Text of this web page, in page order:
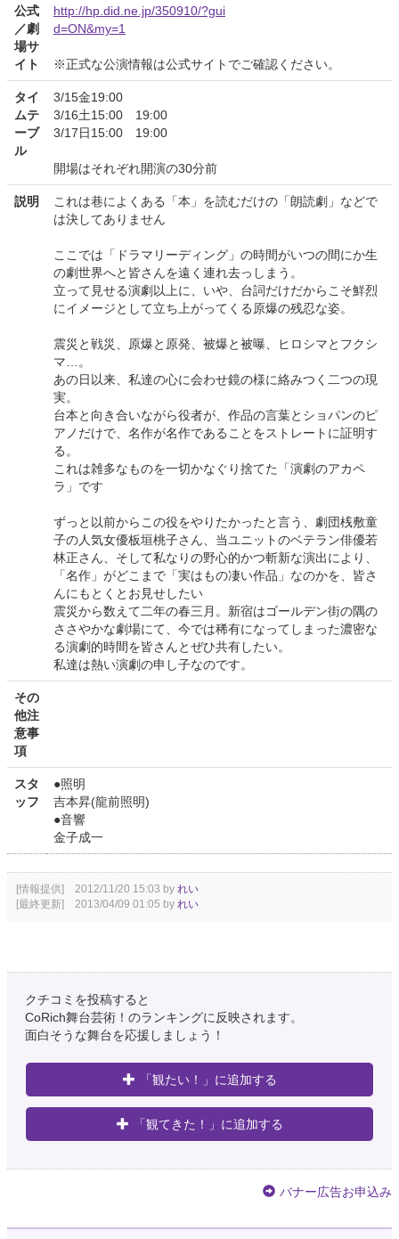
公式
／劇
場サ
イト
http://hp.did.ne.jp/350910/?gui
d=ON&my=1
※正式な公演情報は公式サイトでご確認ください。
タイ
ムテ
ーブ
ル
3/15金19:00
3/16土15:00 19:00
3/17日15:00 19:00
開場はそれぞれ開演の30分前
説明
これは巷によくある「本」を読むだけの「朗読劇」などで
は決してありません
ここでは「ドラマリーディング」の時間がいつの間にか生
の劇世界へと皆さんを遠く連れ去っしまう。
立って見せる演劇以上に、いや、台詞だけだからこそ鮮烈
にイメージとして立ち上がってくる原爆の残忍な姿。
震災と戦災、原爆と原発、被爆と被曝、ヒロシマとフクシ
マ…。
あの日以来、私達の心に会わせ鏡の様に絡みつく二つの現
実。
台本と向き合いながら役者が、作品の言葉とショパンのピ
アノだけで、名作が名作であることをストレートに証明す
る。
これは雑多なものを一切かなぐり捨てた「演劇のアカペ
ラ」です
ずっと以前からこの役をやりたかったと言う、劇団桟敷童
子の人気女優板垣桃子さん、当ユニットのベテラン俳優若
林正さん、そして私なりの野心的かつ斬新な演出により、
「名作」がどこまで「実はもの凄い作品」なのかを、皆さ
んにもとくとお見せしたい
震災から数えて二年の春三月。新宿はゴールデン街の隅の
ささやかな劇場にて、今では稀有になってしまった濃密な
る演劇的時間を皆さんとぜひ共有したい。
私達は熱い演劇の申し子なのです。
その
他注
意事
項
スタ
ッフ
●照明
吉本昇(龍前照明)
●音響
金子成一
[情報提供] 2012/11/20 15:03 by れい
[最終更新] 2013/04/09 01:05 by れい
クチコミを投稿すると
CoRich舞台芸術！のランキングに反映されます。
面白そうな舞台を応援しましょう！
「観たい！」に追加する
「観てきた！」に追加する
バナー広告お申込み